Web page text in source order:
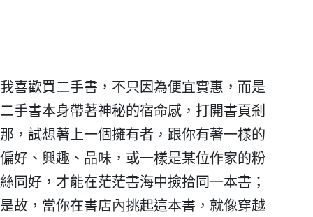
我喜歡買二手書，不只因為便宜實惠，而是
二手書本身帶著神秘的宿命感，打開書頁剎
那，試想著上一個擁有者，跟你有著一樣的
偏好、興趣、品味，或一樣是某位作家的粉
絲同好，才能在茫茫書海中撿拾同一本書；
是故，當你在書店內挑起這本書，就像穿越